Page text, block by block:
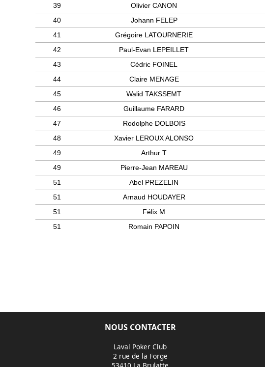
39
Olivier CANON
40
Johann FELEP
41
Grégoire LATOURNERIE
42
Paul-Evan LEPEILLET
43
Cédric FOINEL
44
Claire MENAGE
45
Walid TAKSSEMT
46
Guillaume FARARD
47
Rodolphe DOLBOIS
48
Xavier LEROUX ALONSO
49
Arthur T
49
Pierre-Jean MAREAU
51
Abel PREZELIN
51
Arnaud HOUDAYER
51
Félix M
51
Romain PAPOIN
NOUS CONTACTER
Laval Poker Club
2 rue de la Forge